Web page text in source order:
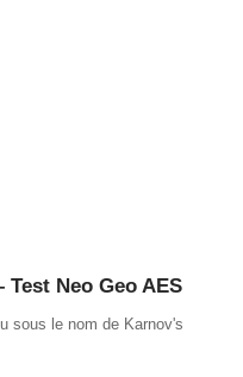
Neo Geo AES
sous le nom de Karnov's